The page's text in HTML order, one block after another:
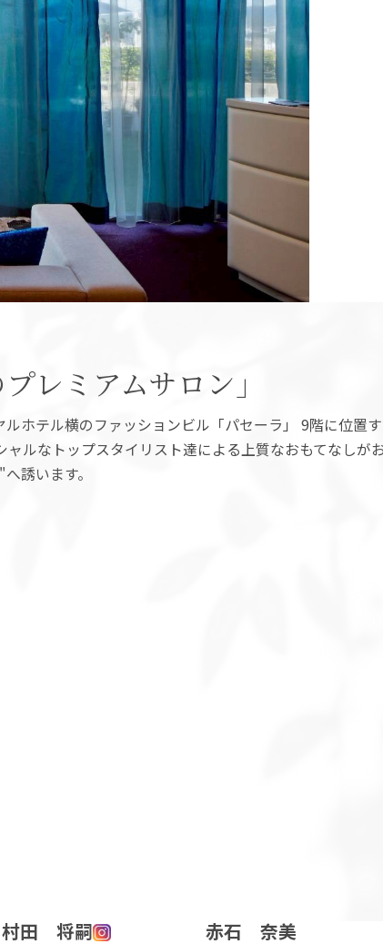
プレミアムサロン」
ホテル横のファッションビル「パセーラ」 9階に位置す
ャルなトップスタイリスト達による上質なおもてなしが
誘います。
村田 将嗣 赤石 奈美